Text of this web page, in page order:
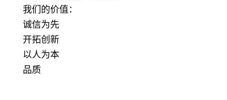
我们的价值：
诚信为先
开拓创新
以人为本
品质